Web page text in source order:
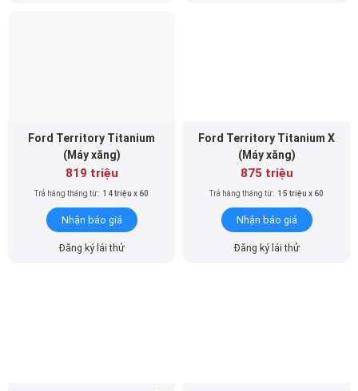
Ford Territory Titanium
(Máy xăng)
819 triệu
Trả hàng tháng từ: 14 triệu x 60
Nhận báo giá
Đăng ký lái thử
Ford Territory Titanium X
(Máy xăng)
875 triệu
Trả hàng tháng từ: 15 triệu x 60
Nhận báo giá
Đăng ký lái thử